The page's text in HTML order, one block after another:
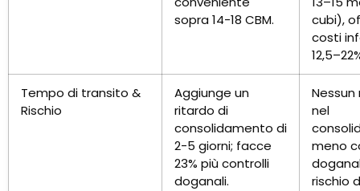
sopra 14-18 CBM.
cubi),
costi
Tempo di transito &
Rischio
Aggiunge un
ritardo di
consolidamento di
2-5 giorni; facce
23% più controlli
doganali.
nel
meno
rischio